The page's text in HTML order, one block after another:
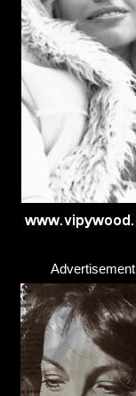
Advertisement